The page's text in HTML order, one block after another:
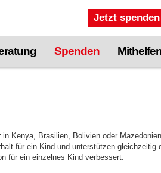
Jetzt spenden
Spenden
Kenya, Brasilien, Bolivien oder
für ein Kind und unterstützen
für ein einzelnes Kind verbessert.